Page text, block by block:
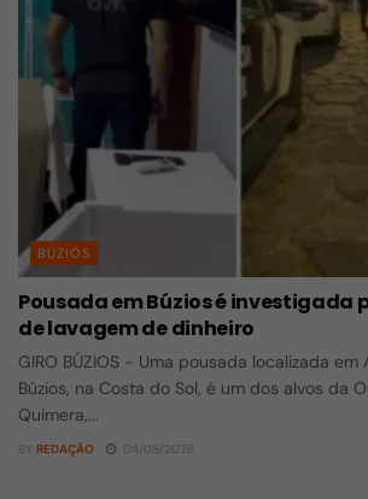
BÚZIOS
Pousada em Búzios é investigada
de lavagem de dinheiro
GIRO BÚZIOS - Uma pousada localizada em
Búzios, na Costa do Sol, é um dos alvos da
Quimera,...
BY REDAÇÃO 04/08/2026